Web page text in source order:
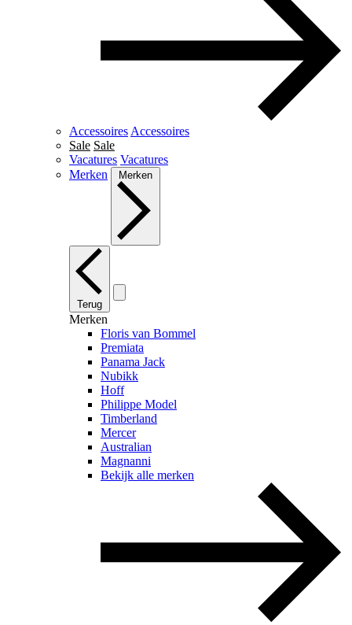
Accessoires Accessoires
Sale Sale
Vacatures Vacatures
Merken
Merken
Terug
Merken
Floris van Bommel
Premiata
Panama Jack
Nubikk
Hoff
Philippe Model
Timberland
Mercer
Australian
Magnanni
Bekijk alle merken